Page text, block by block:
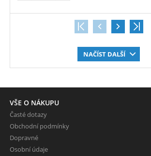
NAČÍST DALŠÍ
VŠE O NÁKUPU
Časté dotazy
Obchodní podmínky
Dopravné
Osobní údaje